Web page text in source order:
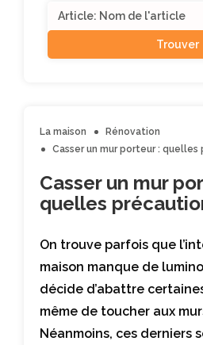
La maison
Rénovation
Casser un mur porteur : quelles
Casser un mur
quelles
On trouve parfois que
maison manque de
décide d’abattre
même de toucher aux
Néanmoins, ces derniers
for: